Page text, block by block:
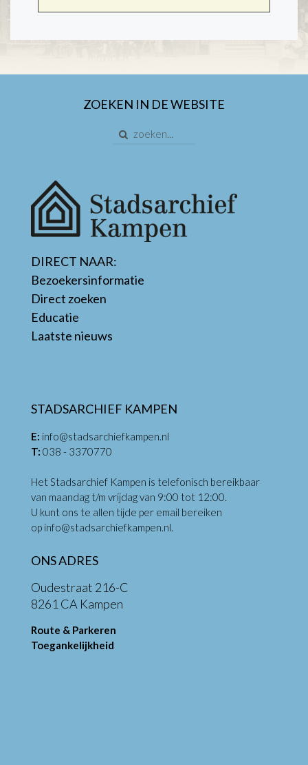
ZOEKEN IN DE WEBSITE
DIRECT NAAR:
Bezoekersinformatie
Direct zoeken
Educatie
Laatste nieuws
STADSARCHIEF KAMPEN
E: info@stadsarchiefkampen.nl
T: 038 - 3370770
Het Stadsarchief Kampen is telefonisch bereikbaar
van maandag t/m vrijdag van 9:00 tot 12:00.
U kunt ons te allen tijde per email bereiken
op info@stadsarchiefkampen.nl.
ONS ADRES
Oudestraat 216-C
8261 CA Kampen
Route & Parkeren
Toegankelijkheid